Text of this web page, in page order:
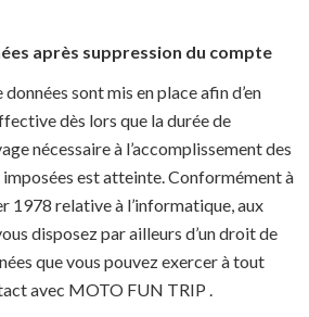
après suppression du compte
sont mis en place afin d’en
dès lors que la durée de
nécessaire à l’accomplissement des
est atteinte. Conformément à
1978 relative à l’informatique, aux
disposez par ailleurs d’un droit de
que vous pouvez exercer à tout
avec MOTO FUN TRIP .